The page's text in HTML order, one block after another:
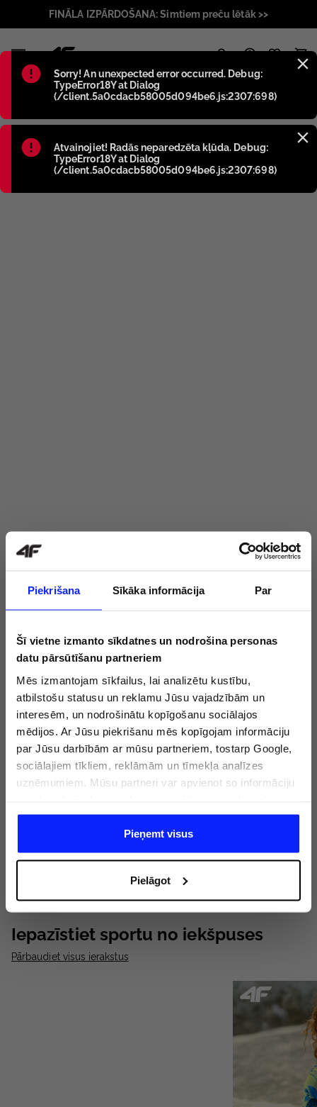
Piekrišana Sīkāka informācija Par
Šī vietne izmanto sīkdatnes un nodrošina personas
datu pārsūtīšanu partneriem
Mēs izmantojam sīkfailus, lai analizētu kustību,
atbilstošu statusu un reklamu Jūsu vajadzībām un
interesēm, un nodrošinātu kopīgošanu sociālajos
mēdijos. Ar Jūsu piekrišanu mēs kopīgojam informāciju
par Jūsu darbībām ar mūsu partneriem, tostarp Google,
sociālajiem tīkliem, reklāmām un tīmekļa analīzes
uzņēmumiem. Mūsu partneri var apvienot so informāciju
datiem, ko viņi iegūst, izmantojot viņu pakalpojumus. Ar
Jūsu atļauju, mēs varam pārsūtīt Jūsu personas datus
saviem partneriem, lai uzlabotu veidu, kadā tiek rādīta
saturu un uzlabotu mūsu partneru piedāvātos risinajumus
( piem. socialos tīklus). Detalizētu informāciju var atrast
Pieņemt visus
Pielāgot
Błąd:
Sorry! An unexpected error occurred. Debug:
TypeError18Y at Dialog
(/client.5a0cdacb58005d094be6.js:2307:698)
Błąd:
Atvainojiet! Radās neparedzēta kļūda. Debug:
TypeError18Y at Dialog
(/client.5a0cdacb58005d094be6.js:2307:698)
FINĀLA IZPĀRDOŠANA: Simtiem preču lētāk >>
Iepazīstiet sportu no iekšpuses
Pārbaudiet visus ierakstus